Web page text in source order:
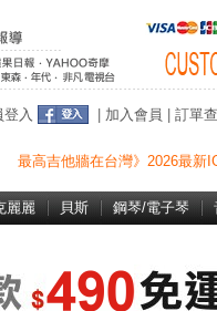
登入 加入會員 訂單
最高吉他牆在台灣》2026最新
麗麗 貝斯 鋼琴/電子琴